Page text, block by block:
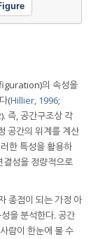
의 속성을
(Hillier, 1996;
). 즉, 공간구조상 각
공간의 위계를 계산
한 특성을 활용하
결성을 정량적으로
종점이 되는 가정 아
을 분석한다. 공간
람이 한눈에 볼 수